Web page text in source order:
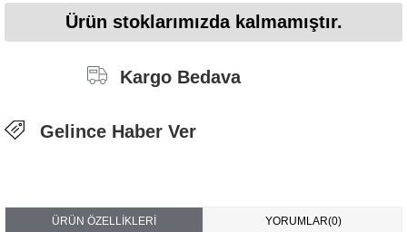
Ürün stoklarımızda kalmamıştır.
Kargo Bedava
Gelince Haber Ver
ÜRÜN ÖZELLIKLERI YORUMLAR(0)